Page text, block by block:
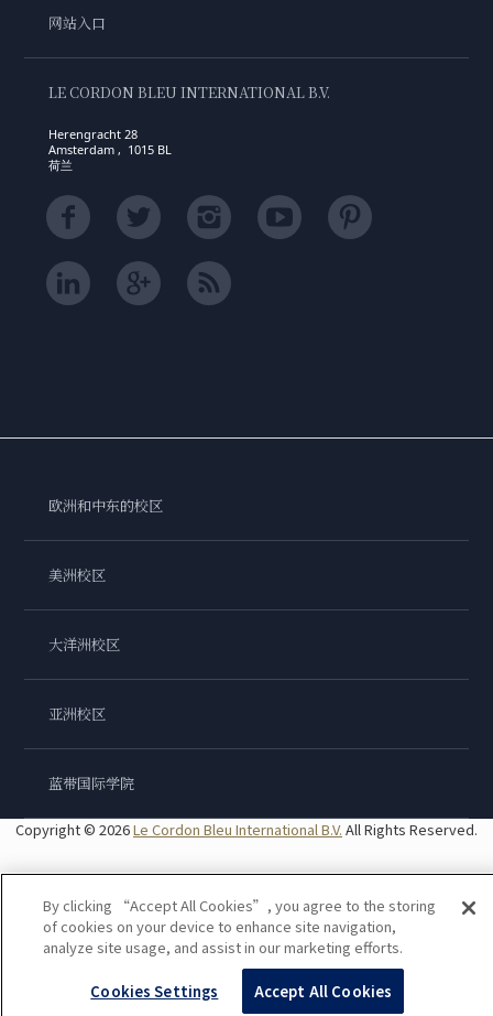
网站入口
LE CORDON BLEU INTERNATIONAL B.V.
Herengracht 28
Amsterdam , 1015 BL
荷兰
欧洲和中东的校区
美洲校区
大洋洲校区
亚洲校区
蓝带国际学院
Copyright © 2026Le Cordon Bleu International B.V. All Rights Reserved.
By clicking “Accept All Cookies”, you agree to the storing
of cookies on your device to enhance site navigation,
analyze site usage, and assist in our marketing efforts.
Cookies Settings Accept All Cookies